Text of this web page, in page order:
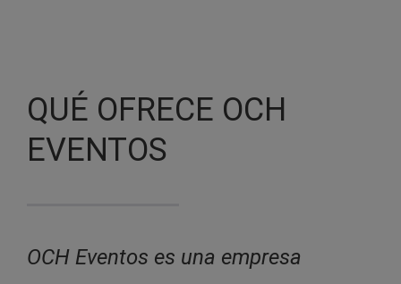
QUÉ OFRECE OCH
EVENTOS
OCH Eventos es una empresa